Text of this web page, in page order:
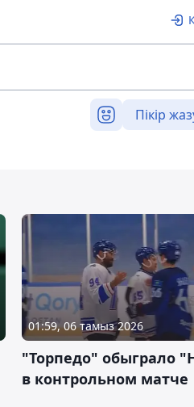
Пікір
01:59, 06 тамыз 2026
"Торпедо" обыграло
в контрольном матче